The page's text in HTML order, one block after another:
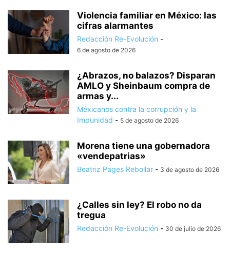
Violencia familiar en México: las
cifras alarmantes
Redacción Re-Evolución -
6 de agosto de 2026
¿Abrazos, no balazos? Disparan
AMLO y Sheinbaum compra de
armas y...
Méxicanos contra la corrupción y la
Impunidad - 5 de agosto de 2026
Morena tiene una gobernadora
«vendepatrias»
Beatriz Pages Rebollar - 3 de agosto de 2026
¿Calles sin ley? El robo no da
tregua
Redacción Re-Evolución - 30 de julio de 2026